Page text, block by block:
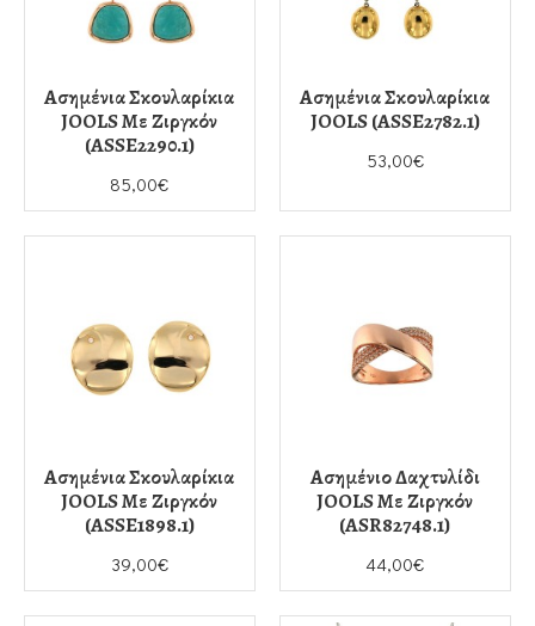
Ασημένια Σκουλαρίκια
JOOLS Με Ζιργκόν
(ASSE2290.1)
85,00€
Ασημένια Σκουλαρίκια
JOOLS (ASSE2782.1)
53,00€
Ασημένια Σκουλαρίκια
JOOLS Με Ζιργκόν
(ASSE1898.1)
39,00€
Ασημένιο Δαχτυλίδι
JOOLS Με Ζιργκόν
(ASR82748.1)
44,00€